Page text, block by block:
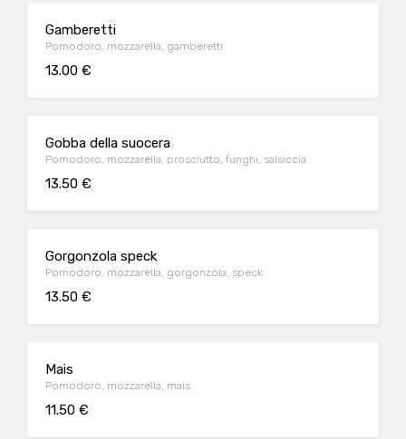
Gamberetti
Pomodoro, mozzarella, gamberetti
13.00 €
Gobba della suocera
Pomodoro, mozzarella, prosciutto, funghi, salsiccia
13.50 €
Gorgonzola speck
Pomodoro, mozzarella, gorgonzola, speck
13.50 €
Mais
Pomodoro, mozzarella, mais
11.50 €